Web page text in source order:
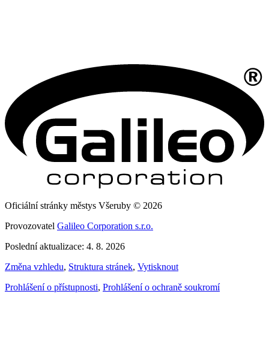
Oficiální stránky městys Všeruby © 2026
Provozovatel Galileo Corporation s.r.o.
Poslední aktualizace: 4. 8. 2026
Změna vzhledu, Struktura stránek, Vytisknout
Prohlášení o přístupnosti, Prohlášení o ochraně soukromí